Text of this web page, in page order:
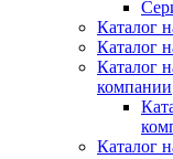
Каталог
Каталог
Каталог
компании
Каталог